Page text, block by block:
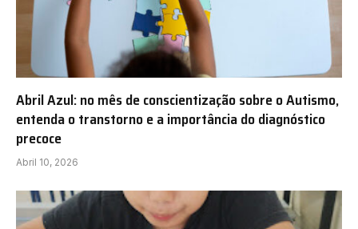
Abril Azul: no mês de conscientização sobre o Autismo,
entenda o transtorno e a importância do diagnóstico
precoce
Abril 10, 2026